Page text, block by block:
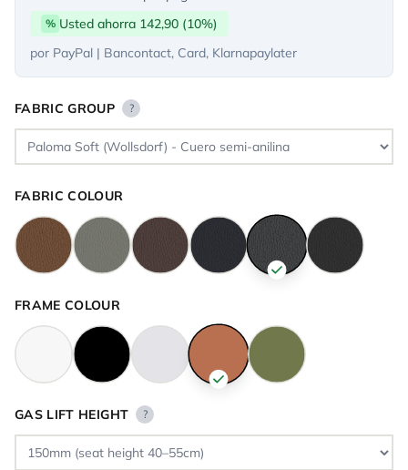
% Usted ahorra 142,90 (10%)
por PayPal | Bancontact, Card, Klarnapaylater
FABRIC GROUP ?
FABRIC COLOUR
FRAME COLOUR
GAS LIFT HEIGHT ?